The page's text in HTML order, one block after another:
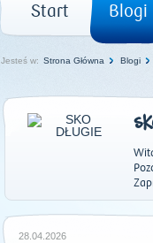
Start Blogi
Jesteś w: Strona Główna Blogi
28.04.2026